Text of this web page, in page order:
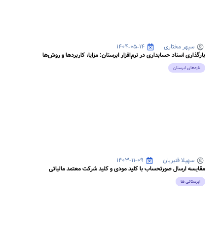
سپهر مختاری
۱۴۰۴-۰۵-۱۴
بارگذاری اسناد حسابداری در نرم‌افزار ابرستان: مزایا، کاربردها و روش‌ها
تازه‌های ابرستان
سهیلا قنبریان
۱۴۰۳-۱۱-۰۹
مقایسه ارسال صورتحساب با کلید مودی و کلید شرکت معتمد مالیاتی
ابرستانی ها